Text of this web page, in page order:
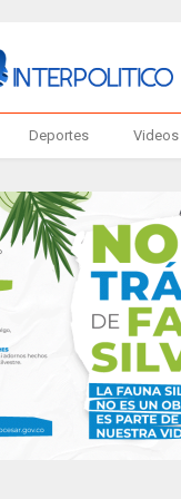
Deportes Videos